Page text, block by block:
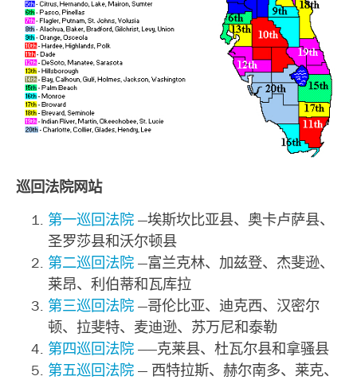
巡回法院网站
第一巡回法院 —埃斯坎比亚县、奥卡卢萨县、
圣罗莎县和沃尔顿县
第二巡回法院 —富兰克林、加兹登、杰斐逊、
莱昂、利伯蒂和瓦库拉
第三巡回法院 —哥伦比亚、迪克西、汉密尔
顿、拉斐特、麦迪逊、苏万尼和泰勒
第四巡回法院 ——克莱县、杜瓦尔县和拿骚县
第五巡回法院 — 西特拉斯、赫尔南多、莱克、